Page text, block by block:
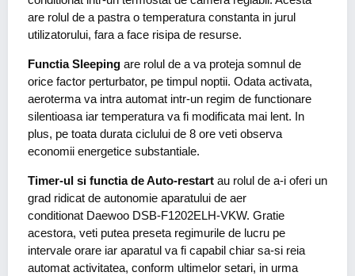
are rolul de a pastra o temperatura constanta in jurul
utilizatorului, fara a face risipa de resurse.
Functia Sleeping are rolul de a va proteja somnul de
orice factor perturbator, pe timpul noptii. Odata activata,
aeroterma va intra automat intr-un regim de functionare
silentioasa iar temperatura va fi modificata mai lent. In
plus, pe toata durata ciclului de 8 ore veti observa
economii energetice substantiale.
Timer-ul si functia de Auto-restart au rolul de a-i oferi un
grad ridicat de autonomie aparatului de aer
conditionat Daewoo DSB-F1202ELH-VKW. Gratie
acestora, veti putea preseta regimurile de lucru pe
intervale orare iar aparatul va fi capabil chiar sa-si reia
automat activitatea, conform ultimelor setari, in urma